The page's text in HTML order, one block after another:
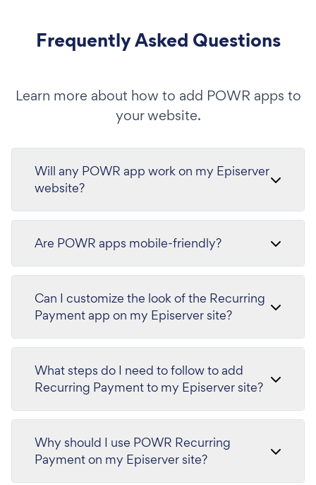
Frequently Asked Questions
Learn more about how to add POWR apps to
your website.
Will any POWR app work on my Episerver
website?
Are POWR apps mobile-friendly?
Can I customize the look of the Recurring
Payment app on my Episerver site?
What steps do I need to follow to add
Recurring Payment to my Episerver site?
Why should I use POWR Recurring
Payment on my Episerver site?